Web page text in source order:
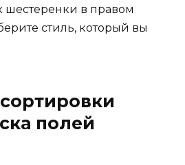
шестеренки в правом
стиль, который вы
полей